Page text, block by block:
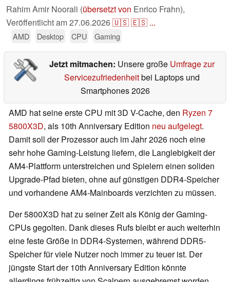
Rahim Amir Noorali (übersetzt von Enrico Frahn),
Veröffentlicht am27.06.2026🇺🇸🇪🇸 ...
AMD Desktop CPU Gaming
Jetzt mitmachen: Unsere große Umfrage zur
Servicezufriedenheitbei Laptops und
Smartphones 2026
AMD hat seine erste CPU mit 3D V-Cache, den Ryzen 7
5800X3D, als 10th Anniversary Edition neu aufgelegt.
Damit soll der Prozessor auch im Jahr 2026 noch eine
sehr hohe Gaming-Leistung liefern, die Langlebigkeit der
AM4-Plattform unterstreichen und Spielern einen soliden
Upgrade-Pfad bieten, ohne auf günstigen DDR4-Speicher
und vorhandene AM4-Mainboards verzichten zu müssen.
Der 5800X3D hat zu seiner Zeit als König der Gaming-
CPUs gegolten. Dank dieses Rufs bleibt er auch weiterhin
eine feste Größe in DDR4-Systemen, während DDR5-
Speicher für viele Nutzer noch immer zu teuer ist. Der
jüngste Start der 10th Anniversary Edition könnte